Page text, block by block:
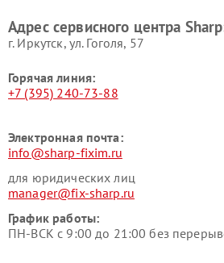
Адрес сервисного центра
г. Иркутск, ул. ​Гоголя, 57
Горячая линия:
+7 (395) 240-73-88
Электронная почта:
info@sharp-fixim.ru
для юридических лиц
manager@fix-sharp.ru
График работы:
ПН-ВСК с 9:00 до 21:00 без